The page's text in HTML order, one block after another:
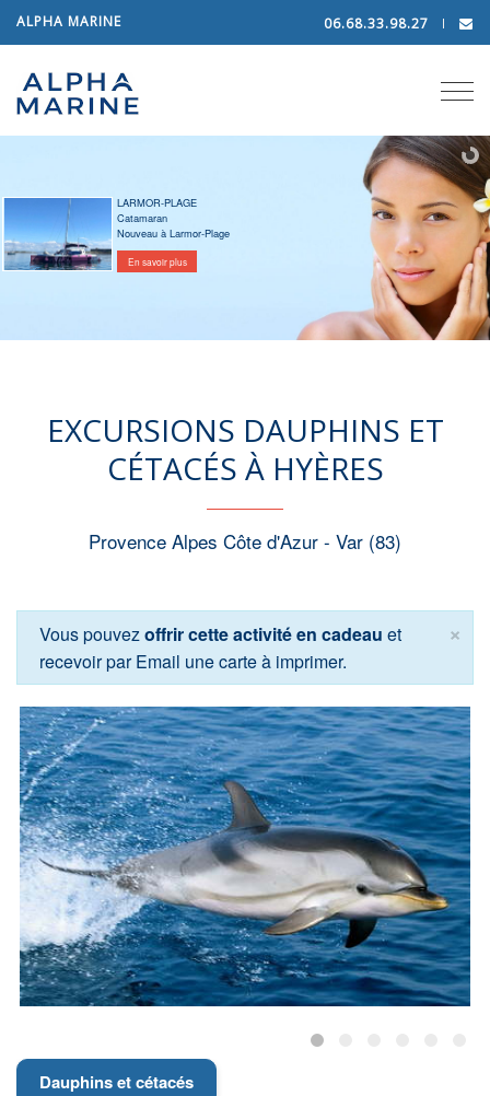
ALPHA MARINE 06.68.33.98.27
LARMOR-PLAGE
Catamaran
Nouveau à Larmor-Plage
En savoir plus
EXCURSIONS DAUPHINS ET
CÉTACÉS À HYÈRES
Provence Alpes Côte d'Azur - Var (83)
×
Vous pouvezoffrir cette activité en cadeau et
recevoir par Email une carte à imprimer.
Dauphins et cétacés